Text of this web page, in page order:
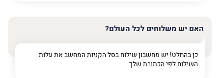
האם יש משלוחים לכל העולם?
כן בהחלט! יש מחשבון שילוח בסל הקניות המחשב את עלות
השילוח לפי הכתובת שלך